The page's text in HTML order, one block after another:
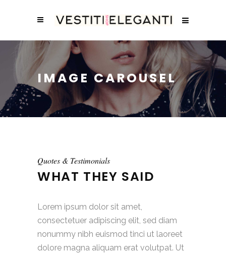
IMAGE CAROUSEL
Quotes & Testimonials
WHAT THEY SAID
Lorem ipsum dolor sit amet,
consectetuer adipiscing elit, sed diam
nonummy nibh euismod tinci ut laoreet
dolore magna aliquam erat volutpat. Ut